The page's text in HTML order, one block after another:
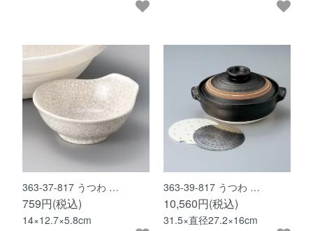
363-37-817 うつわ …
759円(税込)
14×12.7×5.8cm
363-39-817 うつわ …
10,560円(税込)
31.5×直径27.2×16cm